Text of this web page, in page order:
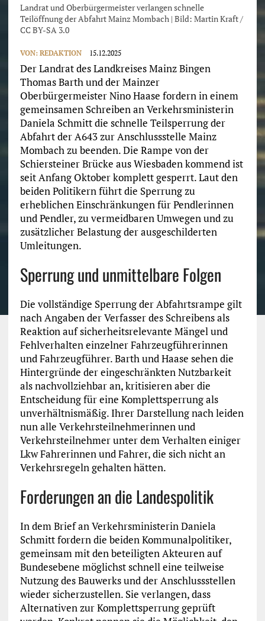
Landrat und Oberbürgermeister verlangen schnelle
Teilöffnung der Abfahrt Mainz Mombach | Bild: Martin Kraft /
CC BY-SA 3.0
VON: REDAKTION 15.12.2025
Der Landrat des Landkreises Mainz Bingen
Thomas Barth und der Mainzer
Oberbürgermeister Nino Haase fordern in einem
gemeinsamen Schreiben an Verkehrsministerin
Daniela Schmitt die schnelle Teilsperrung der
Abfahrt der A643 zur Anschlussstelle Mainz
Mombach zu beenden. Die Rampe von der
Schiersteiner Brücke aus Wiesbaden kommend ist
seit Anfang Oktober komplett gesperrt. Laut den
beiden Politikern führt die Sperrung zu
erheblichen Einschränkungen für Pendlerinnen
und Pendler, zu vermeidbaren Umwegen und zu
zusätzlicher Belastung der ausgeschilderten
Umleitungen.
Sperrung und unmittelbare Folgen
Die vollständige Sperrung der Abfahrtsrampe gilt
nach Angaben der Verfasser des Schreibens als
Reaktion auf sicherheitsrelevante Mängel und
Fehlverhalten einzelner Fahrzeugführerinnen
und Fahrzeugführer. Barth und Haase sehen die
Hintergründe der eingeschränkten Nutzbarkeit
als nachvollziehbar an, kritisieren aber die
Entscheidung für eine Komplettsperrung als
unverhältnismäßig. Ihrer Darstellung nach leiden
nun alle Verkehrsteilnehmerinnen und
Verkehrsteilnehmer unter dem Verhalten einiger
Lkw Fahrerinnen und Fahrer, die sich nicht an
Verkehrsregeln gehalten hätten.
Forderungen an die Landespolitik
In dem Brief an Verkehrsministerin Daniela
Schmitt fordern die beiden Kommunalpolitiker,
gemeinsam mit den beteiligten Akteuren auf
Bundesebene möglichst schnell eine teilweise
Nutzung des Bauwerks und der Anschlussstellen
wieder sicherzustellen. Sie verlangen, dass
Alternativen zur Komplettsperrung geprüft